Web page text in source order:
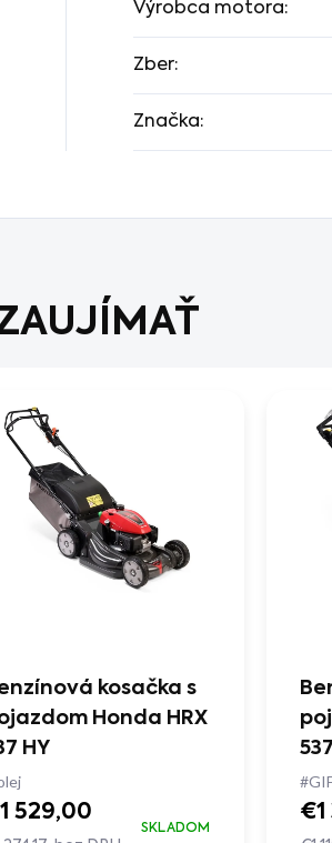
Výrobca motora:
Zber:
Značka:
kosačka s
Honda HRX
HY
529,00
SKLADOM
€1